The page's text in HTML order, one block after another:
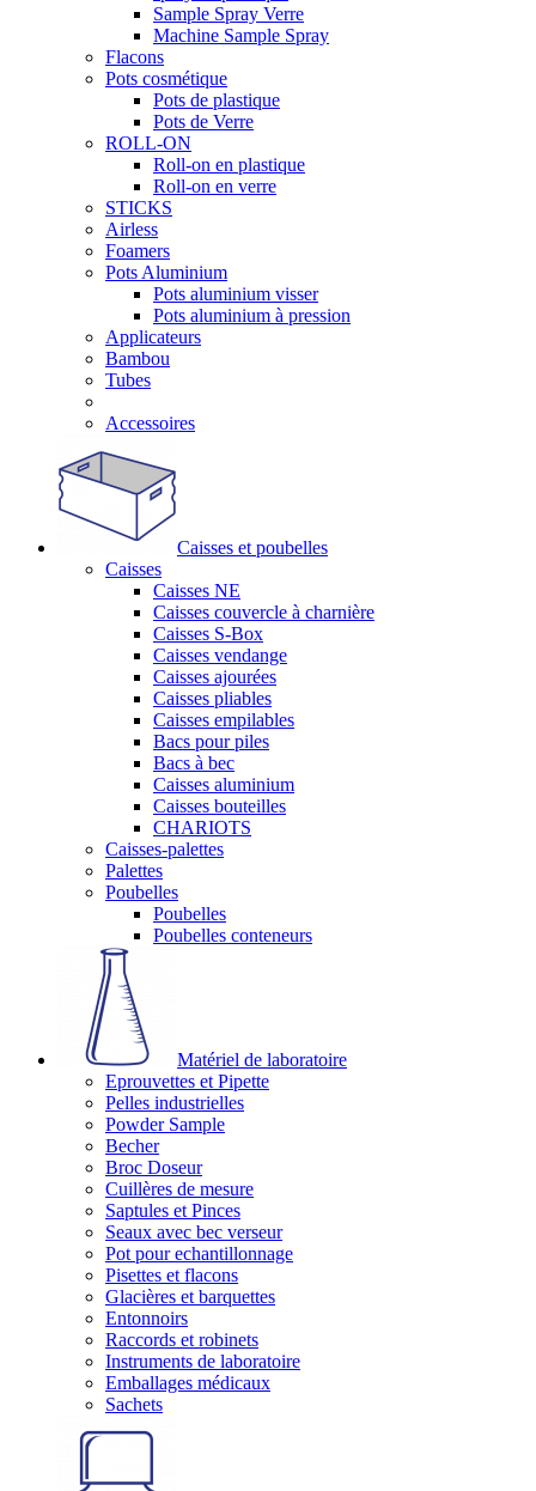
Sample Spray Verre
Machine Sample Spray
Flacons
Pots cosmétique
Pots de plastique
Pots de Verre
ROLL-ON
Roll-on en plastique
Roll-on en verre
STICKS
Airless
Foamers
Pots Aluminium
Pots aluminium visser
Pots aluminium à pression
Applicateurs
Bambou
Tubes
Accessoires
Caisses et poubelles
Caisses
Caisses NE
Caisses couvercle à charnière
Caisses S-Box
Caisses vendange
Caisses ajourées
Caisses pliables
Caisses empilables
Bacs pour piles
Bacs à bec
Caisses aluminium
Caisses bouteilles
CHARIOTS
Caisses-palettes
Palettes
Poubelles
Poubelles
Poubelles conteneurs
Matériel de laboratoire
Eprouvettes et Pipette
Pelles industrielles
Powder Sample
Becher
Broc Doseur
Cuillères de mesure
Saptules et Pinces
Seaux avec bec verseur
Pot pour echantillonnage
Pisettes et flacons
Glacières et barquettes
Entonnoirs
Raccords et robinets
Instruments de laboratoire
Emballages médicaux
Sachets